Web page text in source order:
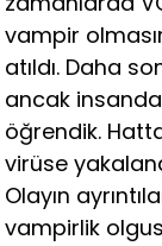
vampir
atıldı. Daha
ancak insanda
öğrendik.
virüse
Olayın
vampirlik